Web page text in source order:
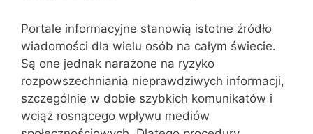
Portale informacyjne stanowią istotne źródło
wiadomości dla wielu osób na całym świecie.
Są one jednak narażone na ryzyko
rozpowszechniania nieprawdziwych informacji,
szczególnie w dobie szybkich komunikatów i
wciąż rosnącego wpływu mediów